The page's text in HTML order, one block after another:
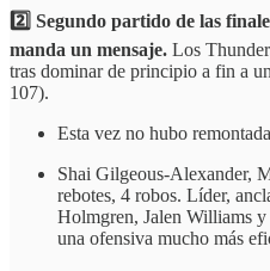
2️⃣ Segundo partido de las
manda un mensaje. Los
tras dominar de principio a fin a
107).
Esta vez no hubo
Shai Gilgeous-Alexander,
rebotes, 4 robos. Líder,
Holmgren, Jalen Williams y
una ofensiva mucho más